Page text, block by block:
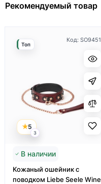
Рекомендуемый товар
Код: SO9451
5
3
Топ
В наличии
Кожаный ошейник с
поводком Liebe Seele Wine